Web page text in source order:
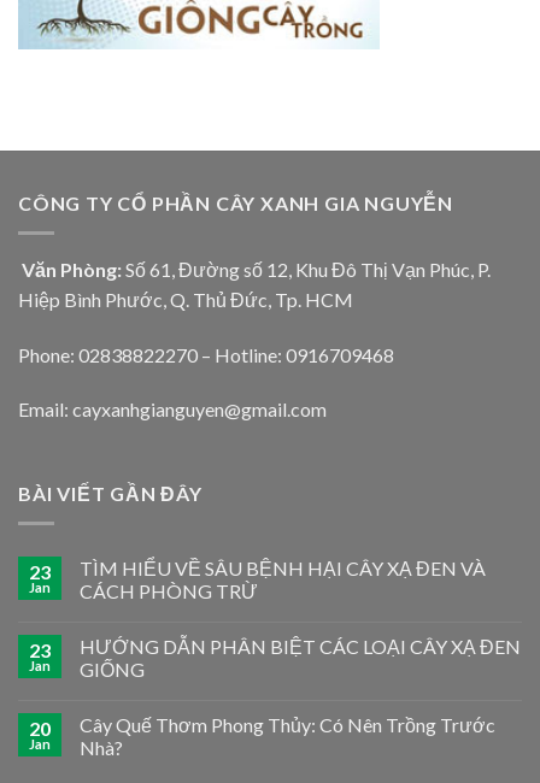
CÔNG TY CỔ PHẦN CÂY XANH GIA NGUYỄN
Văn Phòng: Số 61, Đường số 12, Khu Đô Thị Vạn Phúc, P.
Hiệp Bình Phước, Q. Thủ Đức, Tp. HCM
Phone: 02838822270 – Hotline: 0916709468
Email: cayxanhgianguyen@gmail.com
BÀI VIẾT GẦN ĐÂY
23
Jan
TÌM HIỂU VỀ SÂU BỆNH HẠI CÂY XẠ ĐEN VÀ
CÁCH PHÒNG TRỪ
23
Jan
HƯỚNG DẪN PHÂN BIỆT CÁC LOẠI CÂY XẠ ĐEN
GIỐNG
20
Jan
Cây Quế Thơm Phong Thủy: Có Nên Trồng Trước
Nhà?